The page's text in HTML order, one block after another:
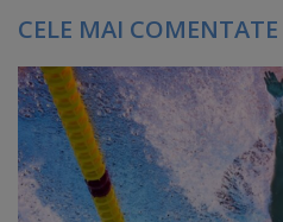
CELE MAI COMENTATE